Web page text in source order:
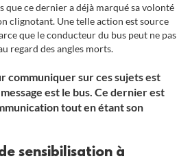
que ce dernier a déjà marqué sa volonté
clignotant. Une telle action est source
que le conducteur du bus peut ne pas
regard des angles morts.
communiquer sur ces sujets est
est le bus. Ce dernier est
tout en étant son
sensibilisation à